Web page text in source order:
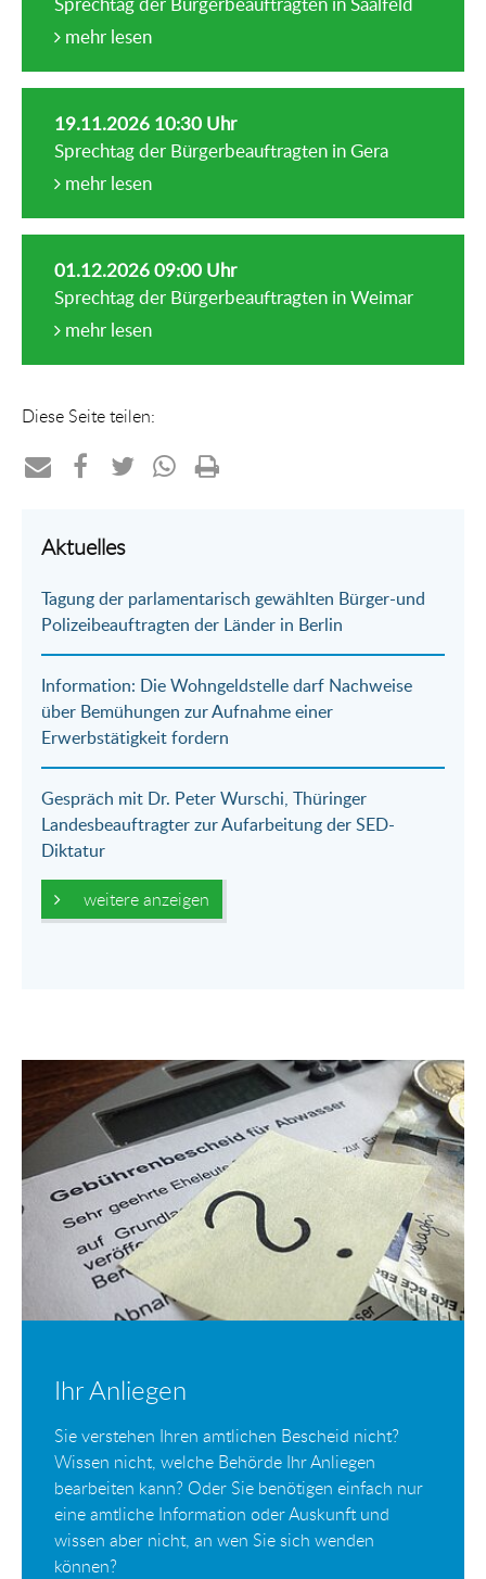
mehr lesen
19.11.2026 10:30 Uhr
Sprechtag der Bürgerbeauftragten in Gera
mehr lesen
01.12.2026 09:00 Uhr
Sprechtag der Bürgerbeauftragten in Weimar
mehr lesen
Diese Seite teilen:
per
Mail
auf
Aktuelles
Tagung der parlamentarisch gewählten Bürger-und
Polizeibeauftragten der Länder in Berlin
Information: Die Wohngeldstelle darf Nachweise
über Bemühungen zur Aufnahme einer
Erwerbstätigkeit fordern
Gespräch mit Dr. Peter Wurschi, Thüringer
Landesbeauftragter zur Aufarbeitung der SED-
Diktatur
weitere anzeigen
Ihr Anliegen
Sie verstehen Ihren amtlichen Bescheid nicht?
Wissen nicht, welche Behörde Ihr Anliegen
bearbeiten kann? Oder Sie benötigen einfach nur
eine amtliche Information oder Auskunft und
wissen aber nicht, an wen Sie sich wenden
können?